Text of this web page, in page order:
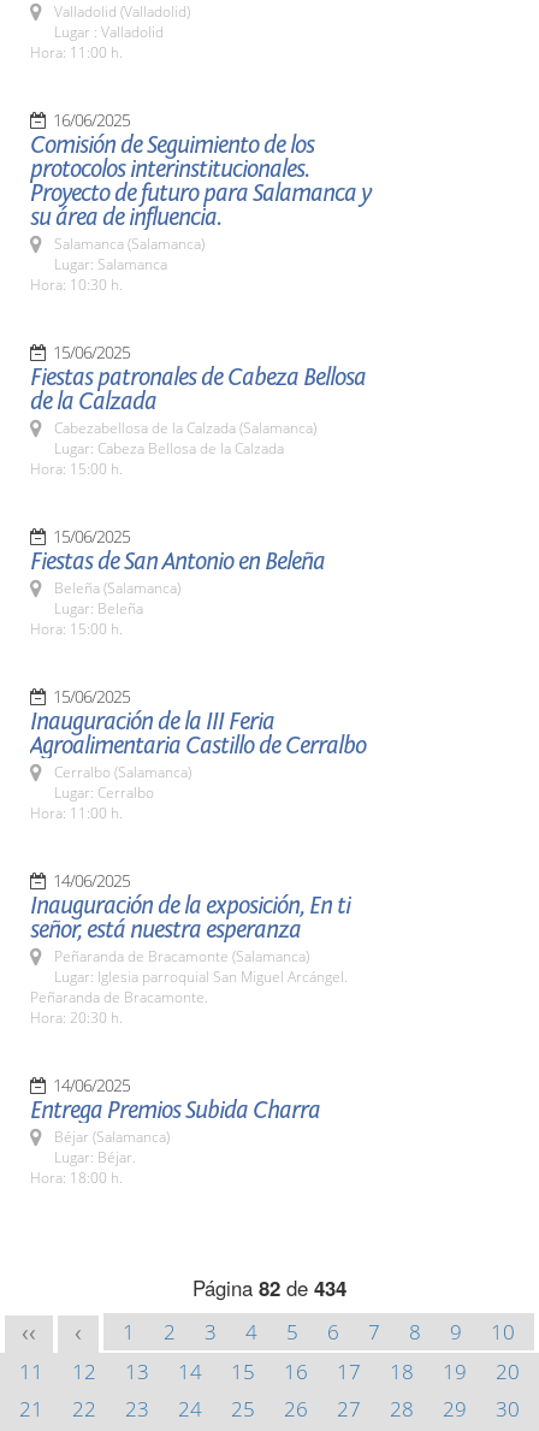
Valladolid (Valladolid)
Lugar : Valladolid
Hora: 11:00 h.
16/06/2025
Comisión de Seguimiento de los
protocolos interinstitucionales.
Proyecto de futuro para Salamanca y
su área de influencia.
Salamanca (Salamanca)
Lugar: Salamanca
Hora: 10:30 h.
15/06/2025
Fiestas patronales de Cabeza Bellosa
de la Calzada
Cabezabellosa de la Calzada (Salamanca)
Lugar: Cabeza Bellosa de la Calzada
Hora: 15:00 h.
15/06/2025
Fiestas de San Antonio en Beleña
Beleña (Salamanca)
Lugar: Beleña
Hora: 15:00 h.
15/06/2025
Inauguración de la III Feria
Agroalimentaria Castillo de Cerralbo
Cerralbo (Salamanca)
Lugar: Cerralbo
Hora: 11:00 h.
14/06/2025
Inauguración de la exposición, En ti
señor, está nuestra esperanza
Peñaranda de Bracamonte (Salamanca)
Lugar: Iglesia parroquial San Miguel Arcángel.
Peñaranda de Bracamonte.
Hora: 20:30 h.
14/06/2025
Entrega Premios Subida Charra
Béjar (Salamanca)
Lugar: Béjar.
Hora: 18:00 h.
Página 82 de 434
<< < 1 2 3 4 5 6 7 8 9
10
11
12 13 14 15 16 17 18 19
20
21
22 23 24 25 26 27 28 29
30